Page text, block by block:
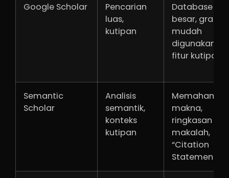
Google Scholar
Pencarian
luas,
kutipan
Database
besar, gratis,
mudah
digunakan,
fitur kutipan
Semantic
Scholar
Analisis
semantik,
konteks
kutipan
Memahami
makna,
ringkasan
makalah,
“Citation
Statements”